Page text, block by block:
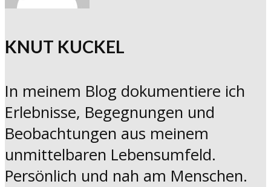
KNUT KUCKEL
In meinem Blog dokumentiere ich
Erlebnisse, Begegnungen und
Beobachtungen aus meinem
unmittelbaren Lebensumfeld.
Persönlich und nah am Menschen.